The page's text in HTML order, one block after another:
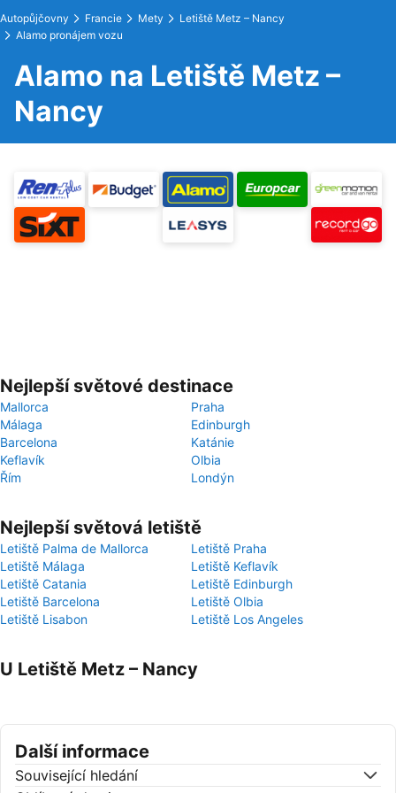
Autopůjčovny Francie Mety
Letiště Metz – Nancy
Alamo pronájem vozu
Alamo na Letiště Metz –
Nancy
Nejlepší světové destinace
Mallorca
Praha
Málaga
Edinburgh
Barcelona
Katánie
Keflavík
Olbia
Řím
Londýn
Nejlepší světová letiště
Letiště Palma de Mallorca
Letiště Praha
Letiště Málaga
Letiště Keflavík
Letiště Catania
Letiště Edinburgh
Letiště Barcelona
Letiště Olbia
Letiště Lisabon
Letiště Los Angeles
U Letiště Metz – Nancy
Další informace
Související hledání